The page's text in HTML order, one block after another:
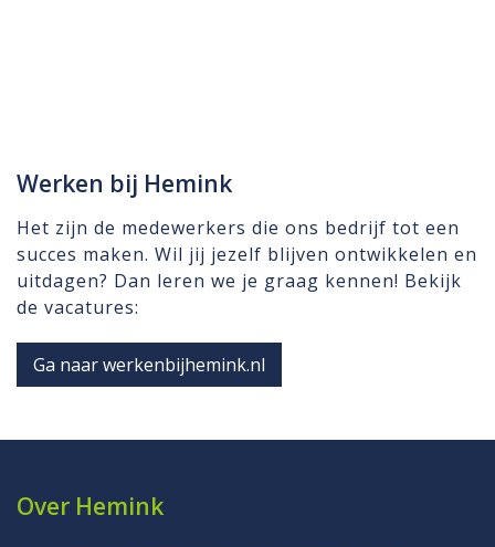
Werken bij Hemink
Het zijn de medewerkers die ons bedrijf tot een
succes maken. Wil jij jezelf blijven ontwikkelen en
uitdagen? Dan leren we je graag kennen! Bekijk
de vacatures:
Ga naar werkenbijhemink.nl
Over Hemink